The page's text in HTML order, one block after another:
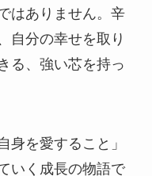
はありません。辛
自分の幸せを取り
る、強い芯を持っ
身を愛すること」
いく成長の物語で